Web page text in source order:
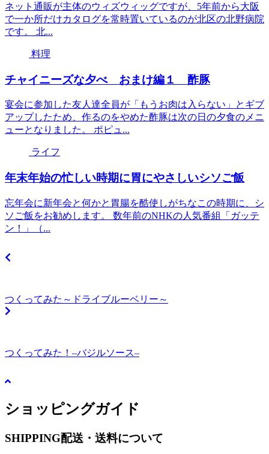
ネット通販が主体のウィズウィッグですが、5年前から大阪
で一か所だけカタログを常時置いているのが北区の北野病院
です。 北...
料理
チャイニーズな夕べ おまけ編１ 酢豚
宴会に参加した友人達全員が「もうお肉は入らない」とギブ
アップしたため、作るのをやめた酢豚は次の日の夕食のメニ
ューとなりました。 ポピュ...
ライフ
年末年始の忙しい時期に胃にやさしいシソご飯
忘年会に新年会と何かと胃腸を酷使しがちなこの時期に、シ
ソご飯をお勧めします。 数年前のNHKの人気番組「ガッテ
ン！」（...
つくってみた～ドライブルーベリー～
つくってみた！–バジルソース–
ショッピングガイド
SHIPPING配送・送料について